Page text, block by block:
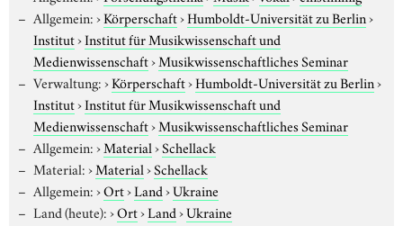
Allgemein:›Körperschaft›Humboldt-Universität zu Berlin›
Institut›Institut für Musikwissenschaft und
Medienwissenschaft›Musikwissenschaftliches Seminar
Verwaltung:›Körperschaft›Humboldt-Universität zu Berlin›
Institut›Institut für Musikwissenschaft und
Medienwissenschaft›Musikwissenschaftliches Seminar
Allgemein:›Material›Schellack
Material:›Material›Schellack
Allgemein:›Ort›Land›Ukraine
Land (heute):›Ort›Land›Ukraine